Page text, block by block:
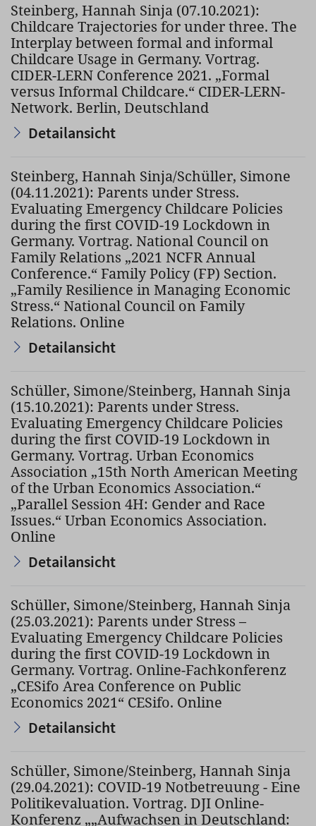
Steinberg, Hannah Sinja (07.10.2021):
Childcare Trajectories for under three. The
Interplay between formal and informal
Childcare Usage in Germany. Vortrag.
CIDER-LERN Conference 2021. „Formal
versus Informal Childcare.“ CIDER-LERN-
Network. Berlin, Deutschland
Detailansicht
Steinberg, Hannah Sinja/Schüller, Simone
(04.11.2021): Parents under Stress.
Evaluating Emergency Childcare Policies
during the first COVID-19 Lockdown in
Germany. Vortrag. National Council on
Family Relations „2021 NCFR Annual
Conference.“ Family Policy (FP) Section.
„Family Resilience in Managing Economic
Stress.“ National Council on Family
Relations. Online
Detailansicht
Schüller, Simone/Steinberg, Hannah Sinja
(15.10.2021): Parents under Stress.
Evaluating Emergency Childcare Policies
during the first COVID-19 Lockdown in
Germany. Vortrag. Urban Economics
Association „15th North American Meeting
of the Urban Economics Association.“
„Parallel Session 4H: Gender and Race
Issues.“ Urban Economics Association.
Online
Detailansicht
Schüller, Simone/Steinberg, Hannah Sinja
(25.03.2021): Parents under Stress –
Evaluating Emergency Childcare Policies
during the first COVID-19 Lockdown in
Germany. Vortrag. Online-Fachkonferenz
„CESifo Area Conference on Public
Economics 2021“ CESifo. Online
Detailansicht
Schüller, Simone/Steinberg, Hannah Sinja
(29.04.2021): COVID-19 Notbetreuung - Eine
Politikevaluation. Vortrag. DJI Online-
Konferenz „„Aufwachsen in Deutschland: